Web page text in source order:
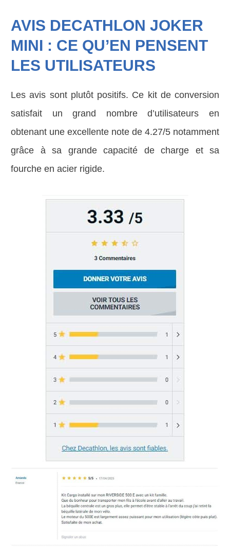
AVIS DECATHLON JOKER
MINI : CE QU’EN PENSENT
LES UTILISATEURS
Les avis sont plutôt positifs. Ce kit de conversion
satisfait un grand nombre d’utilisateurs en
obtenant une excellente note de 4.27/5 notamment
grâce à sa grande capacité de charge et sa
fourche en acier rigide.